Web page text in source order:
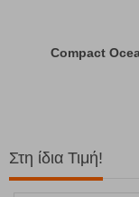
Compact
Στη ίδια Τιμή!